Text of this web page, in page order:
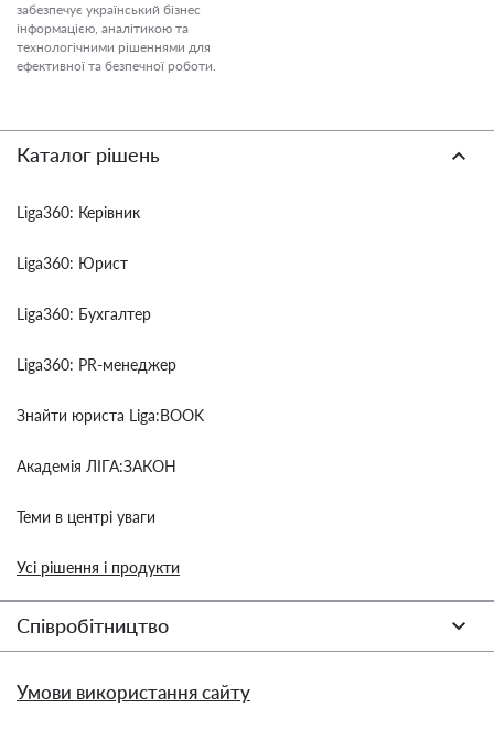
забезпечує український бізнес
інформацією, аналітикою та
технологічними рішеннями для
ефективної та безпечної роботи.
Каталог рішень
Liga360: Керівник
Liga360: Юрист
Liga360: Бухгалтер
Liga360: PR-менеджер
Знайти юриста Liga:BOOK
Академія ЛІГА:ЗАКОН
Теми в центрі уваги
Усі рішення і продукти
Співробітництво
Умови використання сайту